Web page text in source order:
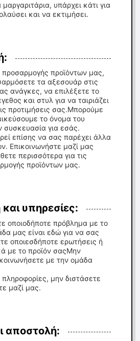
υπάρχει κάτι για
και να εκτιμήσει.
προσαρμογής προϊόντων μας,
τα αξεσουάρ στις
ανάγκες, να επιλέξετε το
και στυλ για να ταιριάζει
προτιμήσεις σας.Μπορούμε
το όνομα του
συσκευασία για εσάς.
επίσης να σας παρέχει άλλα
Επικοινωνήστε μαζί μας
περισσότερα για τις
προϊόντων μας.
υπηρεσίες:
οποιοδήποτε πρόβλημα με το
μας είναι εδώ για να σας
οποιεσδήποτε ερωτήσεις ή
με το προϊόν σαςΜην
με την ομάδα
πληροφορίες, μην διστάσετε
μαζί μας.
αποστολή: